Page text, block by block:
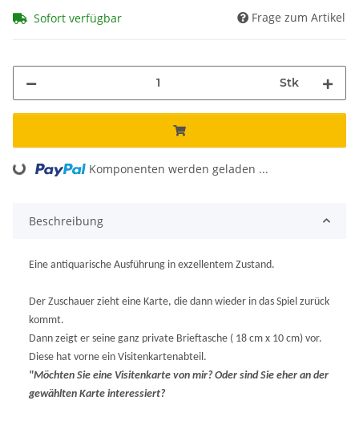
Sofort verfügbar Frage zum Artikel
Stk
Loading... Komponenten werden geladen ...
Beschreibung
Eine antiquarische Ausführung in exzellentem Zustand.
Der Zuschauer zieht eine Karte, die dann wieder in das Spiel zurück
kommt.
Dann zeigt er seine ganz private Brieftasche ( 18 cm x 10 cm) vor.
Diese hat vorne ein Visitenkartenabteil.
"Möchten Sie eine Visitenkarte von mir? Oder sind Sie eher an der
gewählten Karte interessiert?